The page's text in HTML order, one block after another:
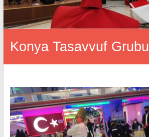
Konya Tasavvuf Grubu